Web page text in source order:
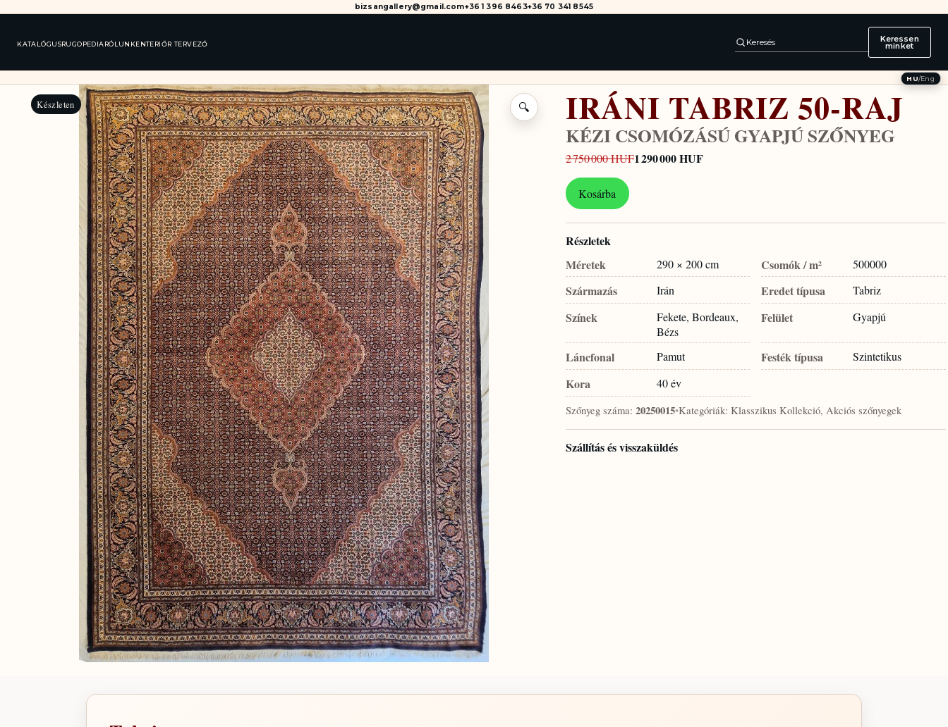
bizsangallery@gmail.com+36 1 396 8463+36 70 341 8545
KATALÓGUSRUGOPEDIARÓLUNKENTERIŐR TERVEZŐ Keresés Keressen
minket
HU/Eng
Készleten 🔍 IRÁNI TABRIZ 50-RAJ
KÉZI CSOMÓZÁSÚ GYAPJÚ SZŐNYEG
2 750 000 HUF1 290 000 HUF
Kosárba
Részletek
Méretek
290 × 200 cm Csomók / m² 500000
Származás Irán Eredet típusa Tabriz
Színek
Fekete, Bordeaux,
Bézs
Felület Gyapjú
Láncfonal Pamut Festék típusa Szintetikus
Kora 40 év
Szőnyeg száma: 20250015•Kategóriák: Klasszikus Kollekció, Akciós szőnyegek
Szállítás és visszaküldés